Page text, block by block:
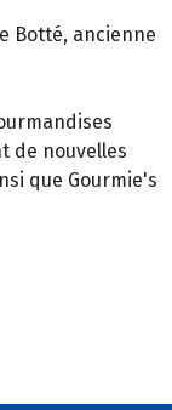
Botté, ancienne
de nouvelles
que Gourmie's